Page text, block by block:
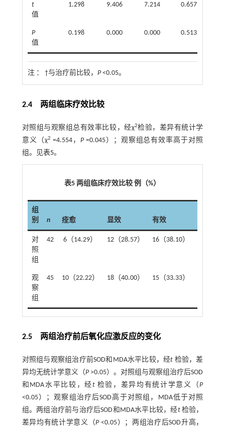
t
值
1.298 9.406 7.214 0.657
P
值
0.198 0.000 0.000 0.513
注 ： †与治疗前比较， P<0.05。
2.4 两组临床疗效比较
对照组与观察组总有效率比较，经χ2检验，差异有统计学
意义（χ2 =4.554， P=0.045）；观察组总有效率高于对照
组。见表5。
表5 两组临床疗效比较 例（%）
组
别
n 痊愈 显效 有效
对
照
组
42 6（14.29） 12（28.57） 16（38.10）
观
察
组
45 10（22.22） 18（40.00） 15（33.33）
2.5 两组治疗前后氧化应激反应的变化
对照组与观察组治疗前SOD和MDA水平比较，经t 检验，差
异均无统计学意义（P>0.05）。对照组与观察组治疗后SOD
和MDA水平比较，经t检验，差异均有统计学意义（P
<0.05）；观察组治疗后SOD高于对照组，MDA低于对照
组。两组治疗前与治疗后SOD和MDA水平比较，经t检验，
差异均有统计学意义（P<0.05）；两组治疗后SOD升高，